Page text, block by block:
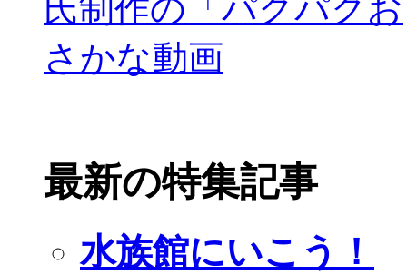
最新の特集記事
水族館にいこう！